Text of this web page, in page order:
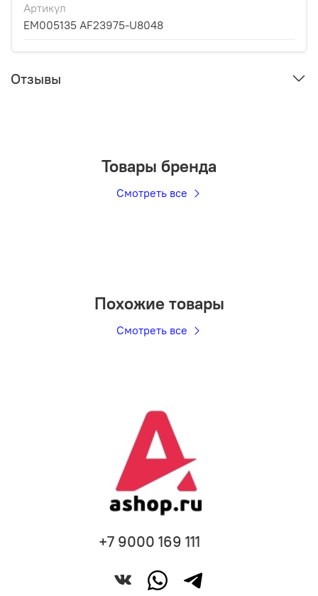
Артикул
EM005135 AF23975-U8048
Отзывы
Товары бренда
Смотреть все
Похожие товары
Смотреть все
+7 9000 169 111